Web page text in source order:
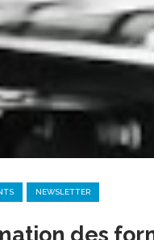
NEWSLETTER
des